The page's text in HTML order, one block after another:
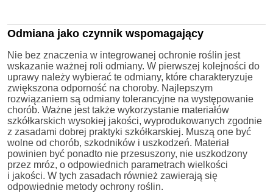
Odmiana jako czynnik wspomagający
Nie bez znaczenia w integrowanej ochronie roślin jest
wskazanie ważnej roli odmiany. W pierwszej kolejności do
uprawy należy wybierać te odmiany, które charakteryzuje
zwiększona odporność na choroby. Najlepszym
rozwiązaniem są odmiany tolerancyjne na występowanie
chorób. Ważne jest także wykorzystanie materiałów
szkółkarskich wysokiej jakości, wyprodukowanych zgodnie
z zasadami dobrej praktyki szkółkarskiej. Muszą one być
wolne od chorób, szkodników i uszkodzeń. Materiał
powinien być ponadto nie przesuszony, nie uszkodzony
przez mróz, o odpowiednich parametrach wielkości
i jakości. W tych zasadach również zawierają się
odpowiednie metody ochrony roślin.